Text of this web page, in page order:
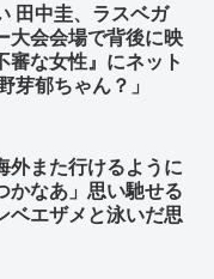
レビは…」
からしか得られない
ると話題にwww
田中圭、ラスベガ
大会会場で背後に映
審な女性』にネット
郁ちゃん？」
外また行けるように
かなあ」思い馳せる
ベエザメと泳いだ思